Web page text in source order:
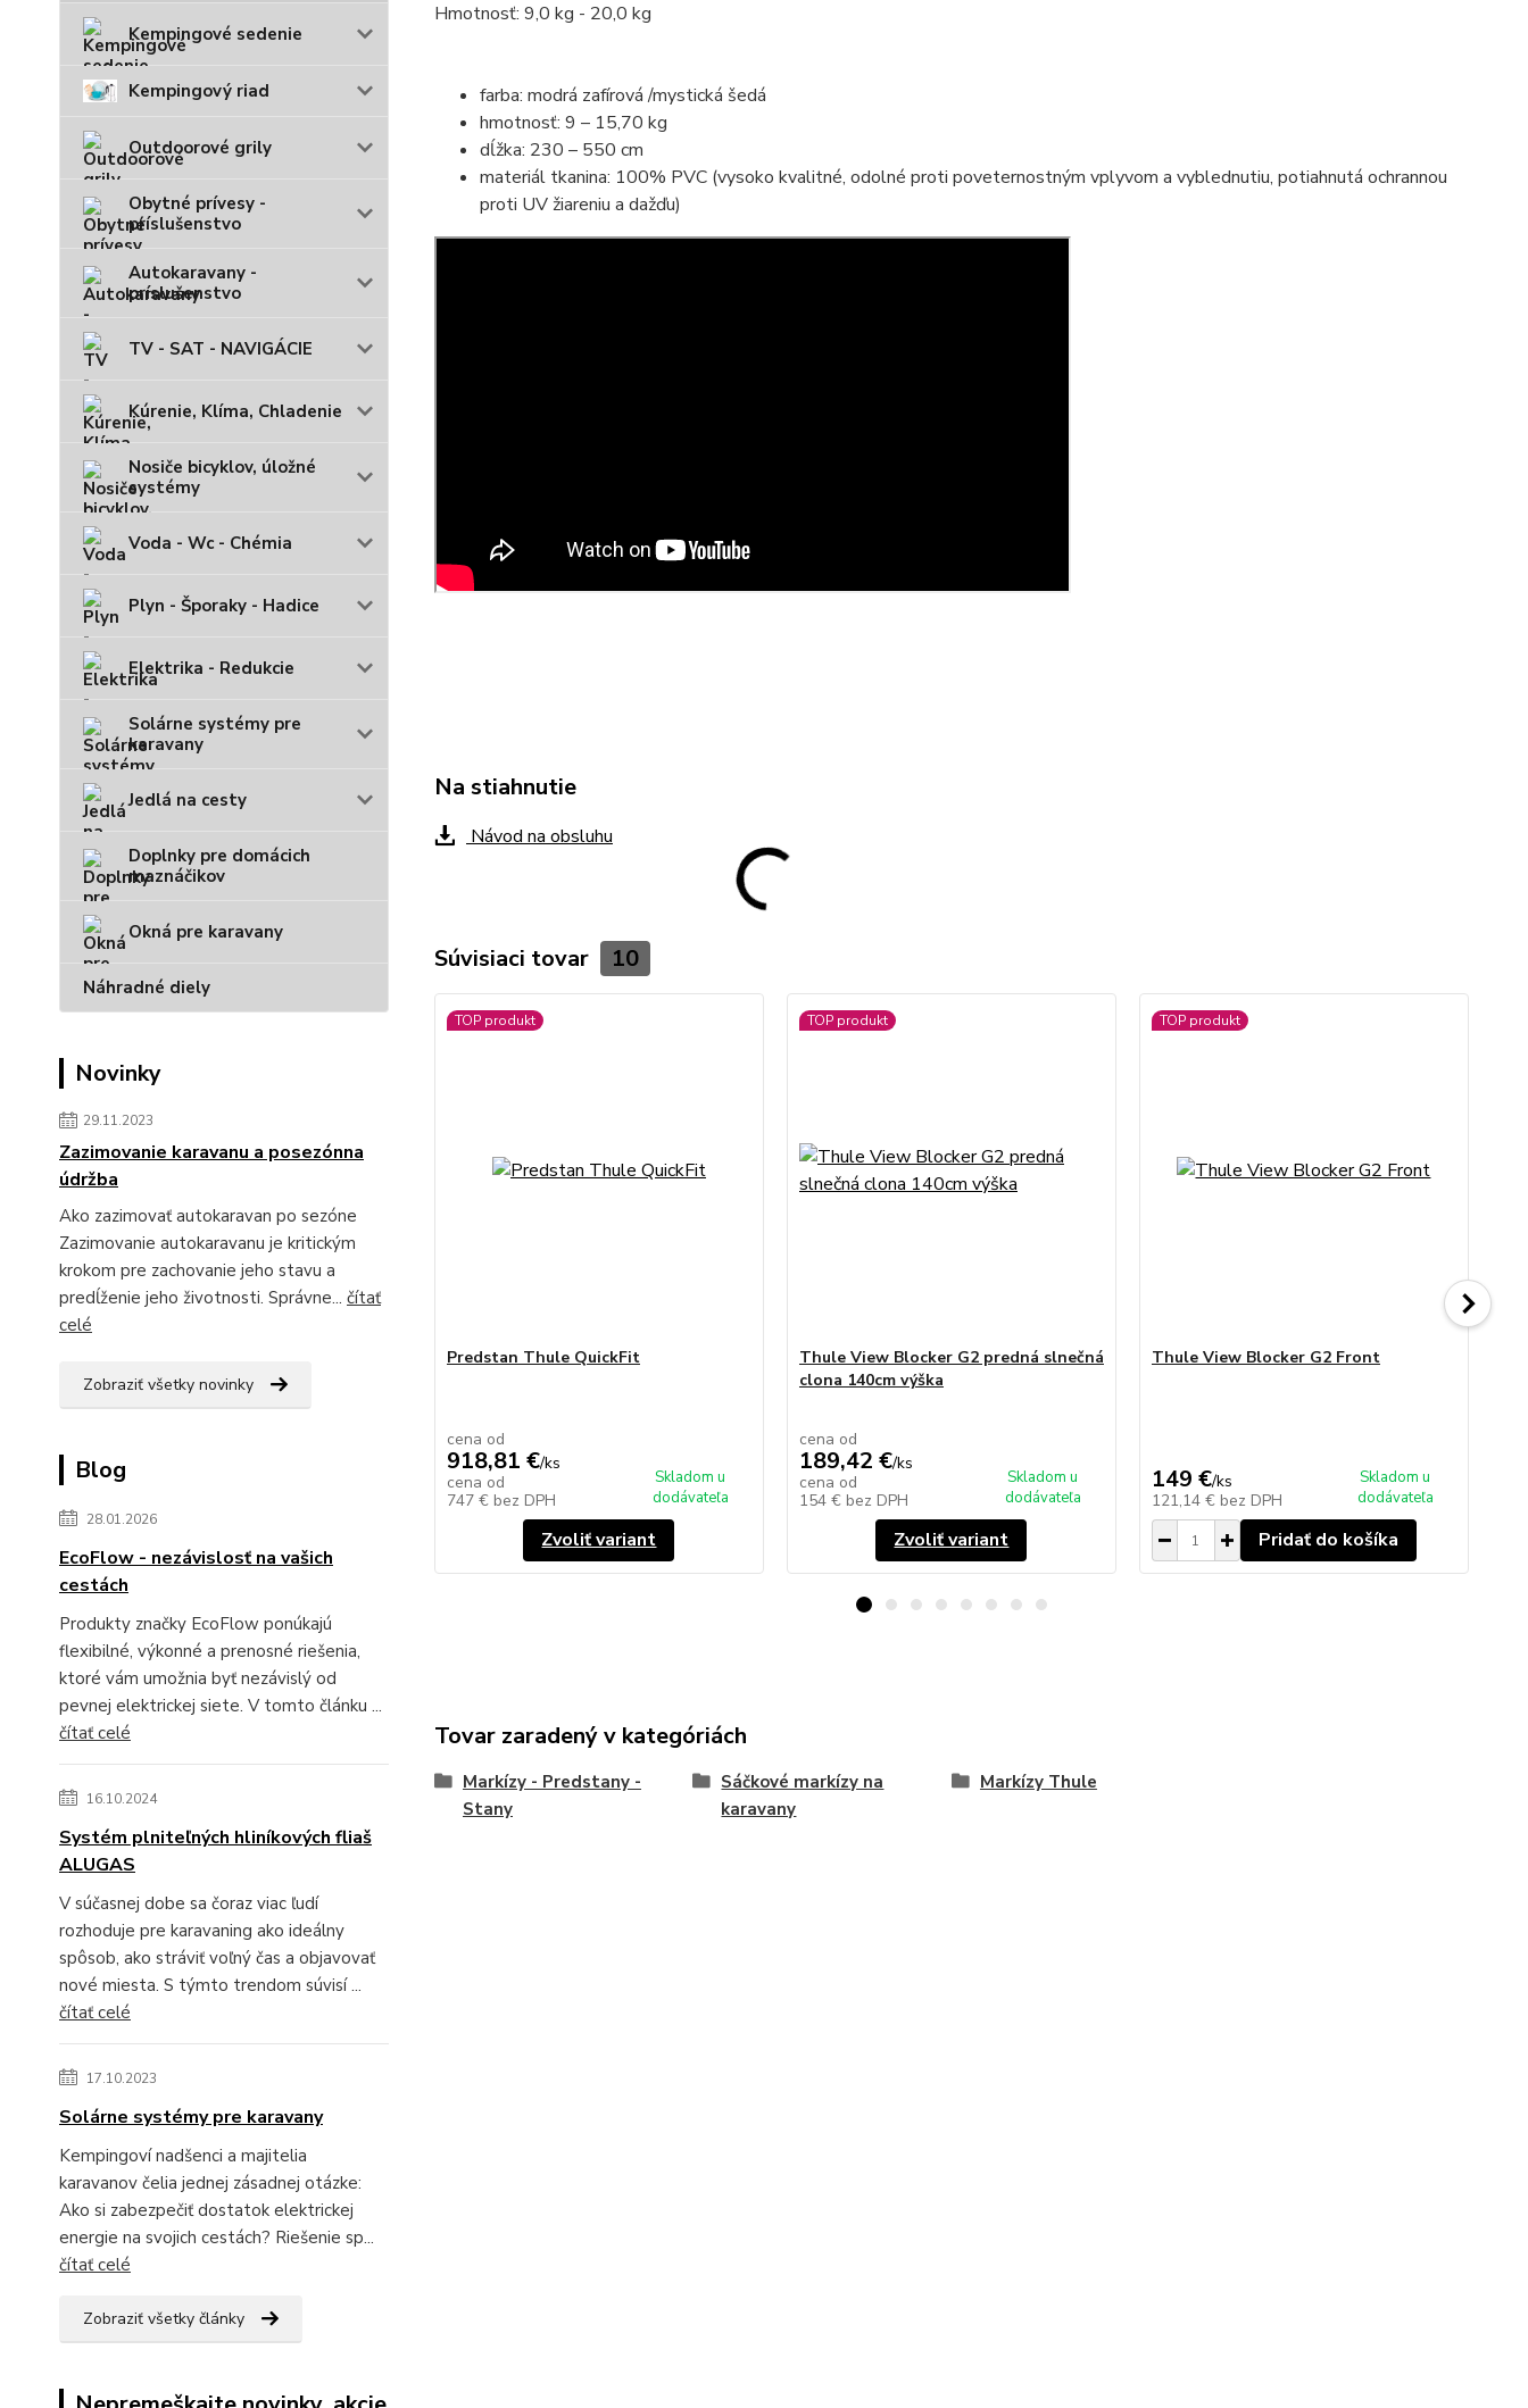
Kempingové sedenie
Kempingový riad
Outdoorové grily
Obytné prívesy -
príslušenstvo
Autokaravany -
príslušenstvo
TV - SAT - NAVIGÁCIE
Kúrenie, Klíma, Chladenie
Nosiče bicyklov, úložné
systémy
Voda - Wc - Chémia
Plyn - Šporaky - Hadice
Elektrika - Redukcie
Solárne systémy pre
karavany
Jedlá na cesty
Doplnky pre domácich
maznáčikov
Okná pre karavany
Náhradné diely
Novinky
29.11.2023
Zazimovanie karavanu a posezónna
údržba
Ako zazimovať autokaravan po sezóne
Zazimovanie autokaravanu je kritickým
krokom pre zachovanie jeho stavu a
predĺženie jeho životnosti. Správne... čítať
celé
Zobraziť všetky novinky
Blog
28.01.2026
EcoFlow - nezávislosť na vašich
cestách
Produkty značky EcoFlow ponúkajú
flexibilné, výkonné a prenosné riešenia,
ktoré vám umožnia byť nezávislý od
pevnej elektrickej siete. V tomto článku ...
čítať celé
16.10.2024
Systém plniteľných hliníkových fliaš
ALUGAS
V súčasnej dobe sa čoraz viac ľudí
rozhoduje pre karavaning ako ideálny
spôsob, ako stráviť voľný čas a objavovať
nové miesta. S týmto trendom súvisí ...
čítať celé
17.10.2023
Solárne systémy pre karavany
Kempingoví nadšenci a majitelia
karavanov čelia jednej zásadnej otázke:
Ako si zabezpečiť dostatok elektrickej
energie na svojich cestách? Riešenie sp...
čítať celé
Zobraziť všetky články
Hmotnosť: 9,0 kg - 20,0 kg
farba: modrá zafírová /mystická šedá
hmotnosť: 9 – 15,70 kg
dĺžka: 230 – 550 cm
materiál tkanina: 100% PVC (vysoko kvalitné, odolné proti poveternostným vplyvom a vyblednutiu, potiahnutá ochrannou
proti UV žiareniu a dažďu)
Na stiahnutie
Návod na obsluhu
Súvisiaci tovar 10
TOP produkt
Predstan Thule QuickFit
cena od
918,81 €/ks
cena od
747 € bez DPH
Skladom u
dodávateľa
Zvoliť variant
TOP produkt
Thule View Blocker G2 predná slnečná
clona 140cm výška
cena od
189,42 €/ks
cena od
154 € bez DPH
Skladom u
dodávateľa
Zvoliť variant
TOP produkt
Thule View Blocker G2 Front
149 €/ks
121,14 € bez DPH
Skladom u
dodávateľa
Pridať do košíka
Tovar zaradený v kategóriách
Markízy - Predstany -
Stany
Sáčkové markízy na
karavany
Markízy Thule